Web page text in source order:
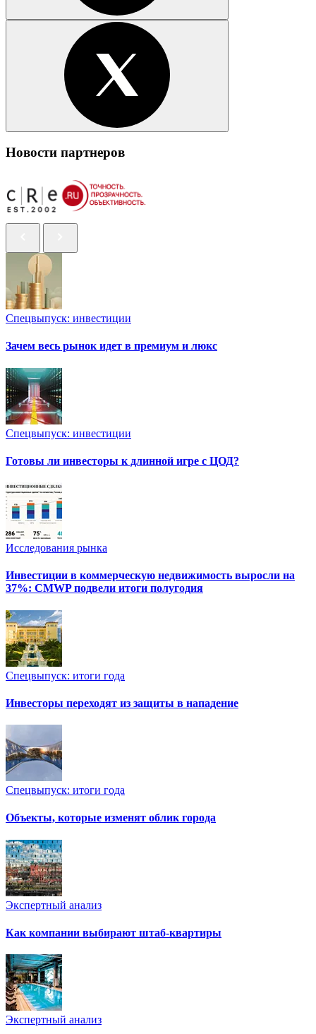
Новости партнеров
Спецвыпуск: инвестиции
Зачем весь рынок идет в премиум и люкс
Спецвыпуск: инвестиции
Готовы ли инвесторы к длинной игре с ЦОД?
Исследования рынка
Инвестиции в коммерческую недвижимость выросли на
37%: CMWP подвели итоги полугодия
Спецвыпуск: итоги года
Инвесторы переходят из защиты в нападение
Спецвыпуск: итоги года
Объекты, которые изменят облик города
Экспертный анализ
Как компании выбирают штаб-квартиры
Экспертный анализ